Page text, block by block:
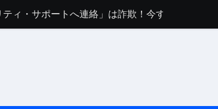
か施設側か？被害者への補償や損害賠償をわか